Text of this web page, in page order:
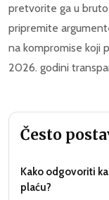
pretvorite ga u
pripremite
na kompromise koji
2026. godini
Često
Kako odgovoriti
plaću?